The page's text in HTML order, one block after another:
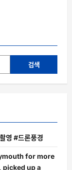
검색
영 #드론풍경
for more
picked up a